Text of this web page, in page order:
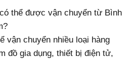
thể được vận chuyển từ Bình
vận chuyển nhiều loại hàng
đồ gia dụng, thiết bị điện tử,